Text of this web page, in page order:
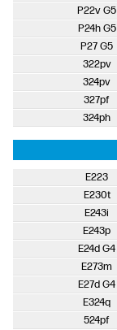
P22v G5
P24h G5
P27 G5
322pv
324pv
327pf
324ph
E223
E230t
E243i
E243p
E24d G4
E273m
E27d G4
E324q
524pf